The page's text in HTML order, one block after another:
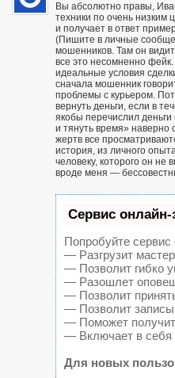
Вы абсолютно правы,
техники по очень низким
и получает в ответ
(Пишите в личные
мошенников. Там он
все это несомненно
идеальные условия
сначала мошенник
проблемы с курьером.
вернуть деньги, если в
якобы перечислил деньги
и тянуть время» наверно
жертв все
история, из личного
человеку, которого он
вроде меня —
Сервис онлайн-
Попробуйте сервис
— Разгрузит
— Позволит гибко
— Разошлет
— Позволит
— Позволит
— Поможет
— Включает в себя
Для новых